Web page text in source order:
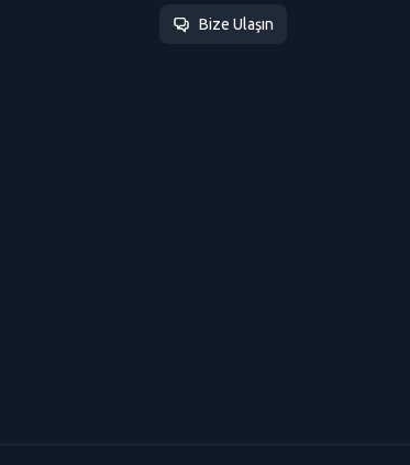
Bize Ulaşın